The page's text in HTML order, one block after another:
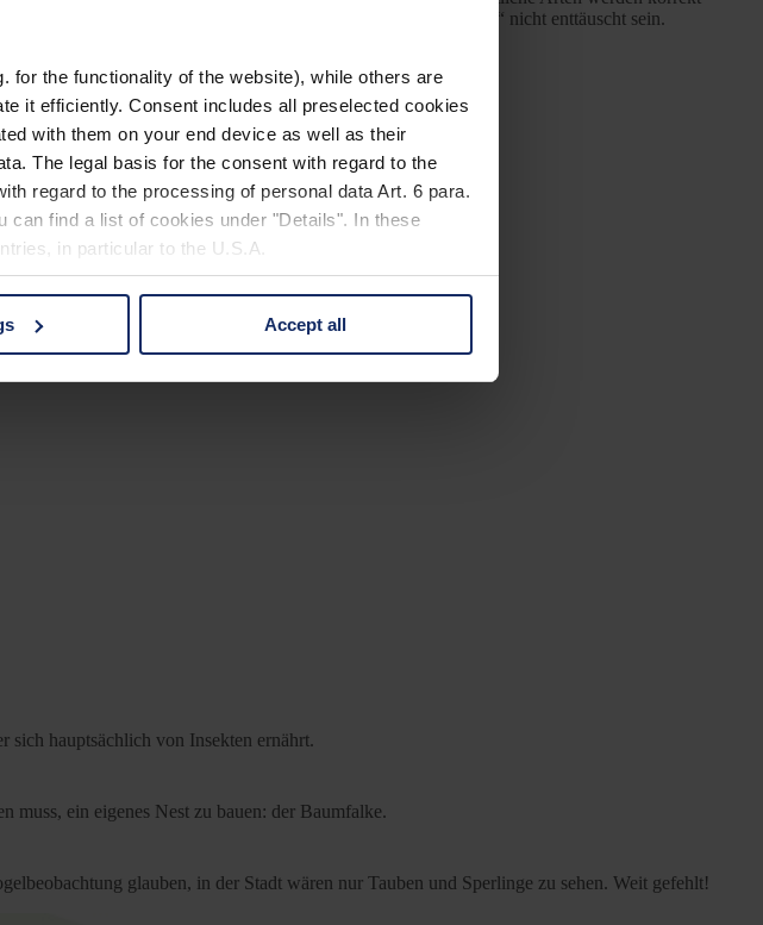
for the functionality of the website), while others are
it efficiently. Consent includes all preselected cookies
with them on your end device as well as their
The legal basis for the consent with regard to the
regard to the processing of personal data Art. 6 para.
can find a list of cookies under "Details". In these
in particular to the U.S.A.
"Accept all" button or change your mind by clicking
Accept all
wollen, werden von „A Birder’s Guide to everything“ nicht enttäuscht sein.
sich hauptsächlich von Insekten ernährt.
ein eigenes Nest zu bauen: der Baumfalke.
glauben, in der Stadt wären nur Tauben und Sperlinge zu sehen. Weit gefehlt!